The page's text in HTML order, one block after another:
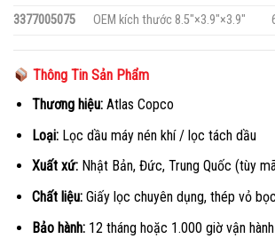
3377005075
OEM kích thước 8.5″×3.9″×3.9″
Thông Tin Sản Phẩm
Thương hiệu:Atlas Copco
Loại:Lọc dầu máy nén khí / lọc tách dầu
Xuất xứ:Nhật Bản, Đức, Trung Quốc (tùy
Chất liệu:Giấy lọc chuyên dụng, thép vỏ
Bảo hành:12 tháng hoặc 1.000 giờ vận hành